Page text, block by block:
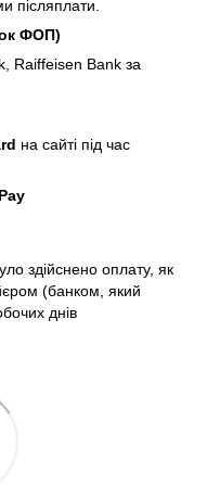
післяплати.
ФОП)
Raiffeisen Bank за
на сайті під час
здійснено оплату, як
(банком, який
днів